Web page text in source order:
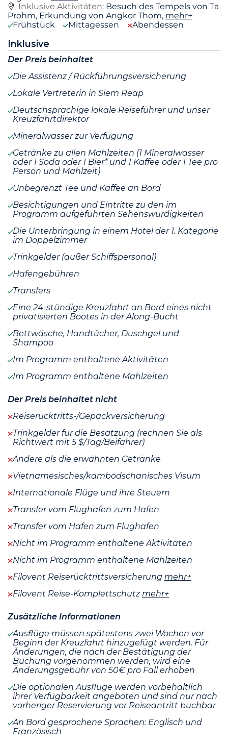
Inklusive Aktivitäten: Besuch des Tempels von Ta
Prohm, Erkundung von Angkor Thom, mehr+
Frühstück
Mittagessen Abendessen
Inklusive
Der Preis beinhaltet
Die Assistenz / Rückführungsversicherung
Lokale Vertreterin in Siem Reap
Deutschsprachige lokale Reiseführer und unser
Kreuzfahrtdirektor
Mineralwasser zur Verfügung
Getränke zu allen Mahlzeiten (1 Mineralwasser
oder 1 Soda oder 1 Bier* und 1 Kaffee oder 1 Tee pro
Person und Mahlzeit)
Unbegrenzt Tee und Kaffee an Bord
Besichtigungen und Eintritte zu den im
Programm aufgeführten Sehenswürdigkeiten
Die Unterbringung in einem Hotel der 1. Kategorie
im Doppelzimmer
Trinkgelder (außer Schiffspersonal)
Hafengebühren
Transfers
Eine 24-stündige Kreuzfahrt an Bord eines nicht
privatisierten Bootes in der Along-Bucht
Bettwäsche, Handtücher, Duschgel und
Shampoo
Im Programm enthaltene Aktivitäten
Im Programm enthaltene Mahlzeiten
Der Preis beinhaltet nicht
Reiserücktritts-/Gepäckversicherung
Trinkgelder für die Besatzung (rechnen Sie als
Richtwert mit 5 $/Tag/Beifahrer)
Andere als die erwähnten Getränke
Vietnamesisches/kambodschanisches Visum
Internationale Flüge und ihre Steuern
Transfer vom Flughafen zum Hafen
Transfer vom Hafen zum Flughafen
Nicht im Programm enthaltene Aktivitäten
Nicht im Programm enthaltene Mahlzeiten
Filovent Reiserücktrittsversicherung mehr+
Filovent Reise-Komplettschutzmehr+
Zusätzliche Informationen
Ausflüge müssen spätestens zwei Wochen vor
Beginn der Kreuzfahrt hinzugefügt werden. Für
Änderungen, die nach der Bestätigung der
Buchung vorgenommen werden, wird eine
Änderungsgebühr von 50€ pro Fall erhoben
Die optionalen Ausflüge werden vorbehaltlich
ihrer Verfügbarkeit angeboten und sind nur nach
vorheriger Reservierung vor Reiseantritt buchbar
An Bord gesprochene Sprachen: Englisch und
Französisch